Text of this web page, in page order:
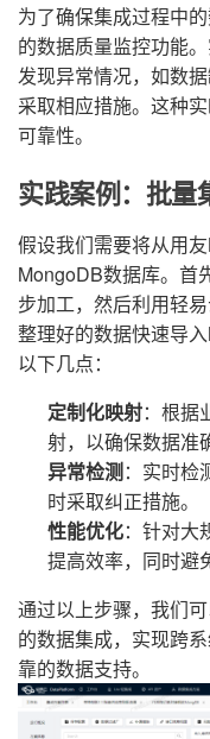
为了确保集成过程中
的数据质量监控功能
发现异常情况，如数
采取相应措施。这种
可靠性。
实践案例：批
假设我们需要将从用
MongoDB数据库。首
步加工，然后利用轻
整理好的数据快速导
以下几点：
定制化映射：根据
射，以确保数据准
异常检测：实时检
时采取纠正措施。
性能优化：针对大
提高效率，同时避
通过以上步骤，我们
的数据集成，实现跨
靠的数据支持。